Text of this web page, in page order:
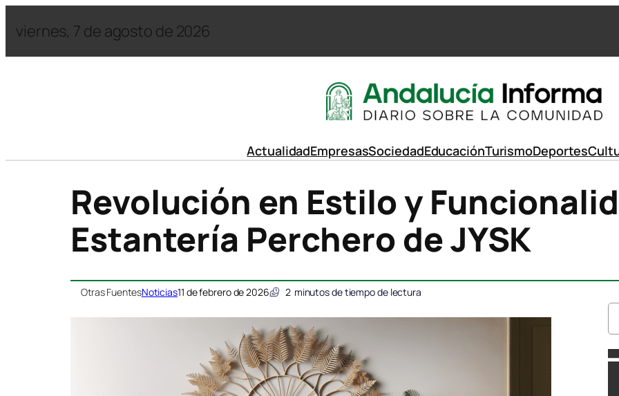
viernes, 7 de agosto de 2026
ActualidadEmpresasSociedadEducaciónTurismoDeportes
Revolución en Estilo y
Estantería Perchero de JYSK
Otras FuentesNoticias11 de febrero de 2026 2 minutos de tiempo de lectura